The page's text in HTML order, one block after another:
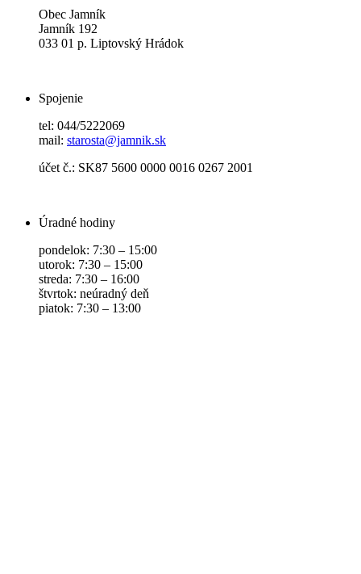
Obec Jamník
Jamník 192
033 01 p. Liptovský Hrádok
Spojenie
tel: 044/5222069
mail: starosta@jamnik.sk
účet č.: SK87 5600 0000 0016 0267 2001
Úradné hodiny
pondelok: 7:30 – 15:00
utorok: 7:30 – 15:00
streda: 7:30 – 16:00
štvrtok: neúradný deň
piatok: 7:30 – 13:00